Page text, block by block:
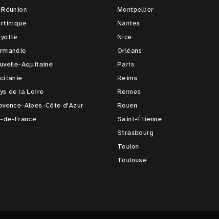
Aquitaine
de la Loire
Alpes-Côte d'Azur
de-France
Montpellier
Nantes
Nice
Orléans
Paris
Reims
Rennes
Rouen
Saint-Étienne
Strasbourg
Toulon
Toulouse